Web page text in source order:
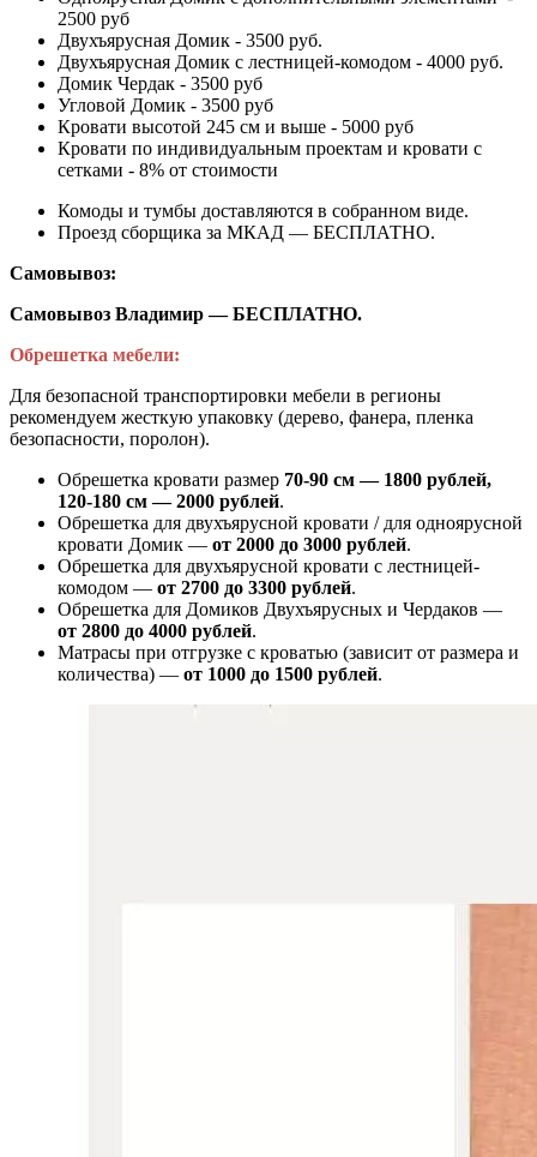
2500 руб
Двухъярусная Домик - 3500 руб.
Двухъярусная Домик с лестницей-комодом - 4000 руб.
Домик Чердак - 3500 руб
Угловой Домик - 3500 руб
Кровати высотой 245 см и выше - 5000 руб
Кровати по индивидуальным проектам и кровати с
сетками - 8% от стоимости
Комоды и тумбы доставляются в собранном виде.
Проезд сборщика за МКАД — БЕСПЛАТНО.
Самовывоз:
Самовывоз Владимир — БЕСПЛАТНО.
Обрешетка мебели:
Для безопасной транспортировки мебели в регионы
рекомендуем жесткую упаковку (дерево, фанера, пленка
безопасности, поролон).
Обрешетка кровати размер 70-90 см — 1800 рублей,
120-180 см — 2000 рублей.
Обрешетка для двухъярусной кровати / для одноярусной
кровати Домик — от 2000 до 3000 рублей.
Обрешетка для двухъярусной кровати с лестницей-
комодом — от 2700 до 3300 рублей.
Обрешетка для Домиков Двухъярусных и Чердаков —
от 2800 до 4000 рублей.
Матрасы при отгрузке с кроватью (зависит от размера и
количества) — от 1000 до 1500 рублей.